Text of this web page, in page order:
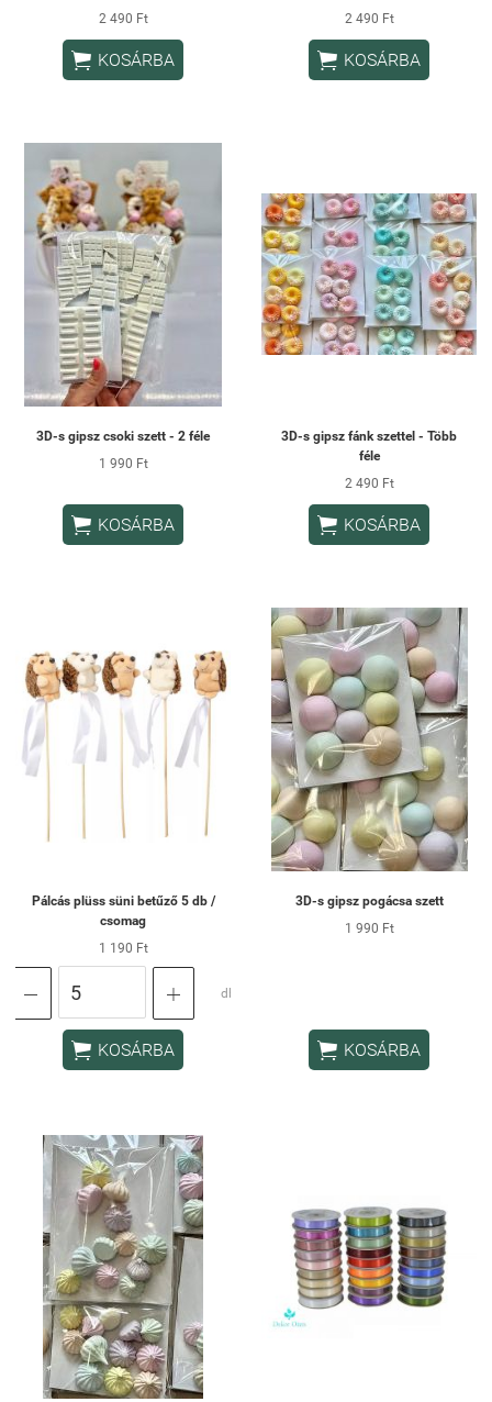
2 490 Ft
 KOSÁRBA
2 490 Ft
 KOSÁRBA
3D-s gipsz csoki szett - 2 féle
1 990 Ft
 KOSÁRBA
3D-s gipsz fánk szettel - Több
féle
2 490 Ft
 KOSÁRBA
Pálcás plüss süni betűző 5 db /
csomag
1 190 Ft
  db
 KOSÁRBA
3D-s gipsz pogácsa szett
1 990 Ft
 KOSÁRBA